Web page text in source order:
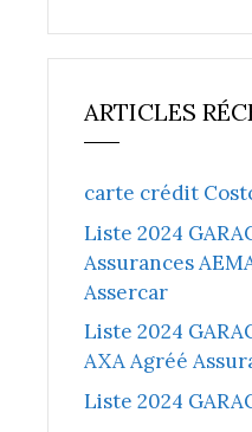
ARTICLES
carte crédit
Liste 2024
Assurances
Assercar
Liste 2024
AXA Agréé
Liste 2024